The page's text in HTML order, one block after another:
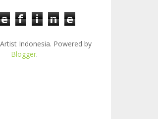
e f i n e
Indonesia. Powered by
Blogger.